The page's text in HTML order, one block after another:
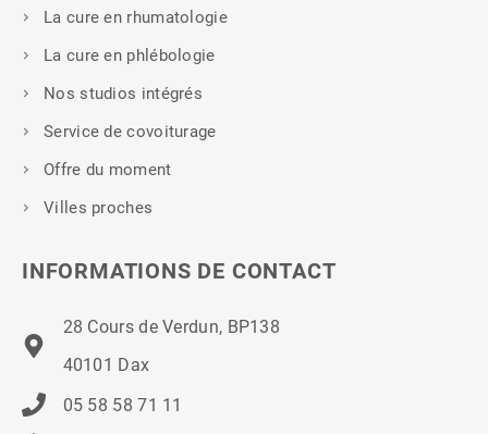
La cure en rhumatologie
La cure en phlébologie
Nos studios intégrés
Service de covoiturage
Offre du moment
Villes proches
INFORMATIONS DE CONTACT
28 Cours de Verdun, BP138
40101 Dax
05 58 58 71 11